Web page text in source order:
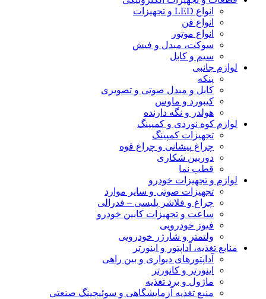
انواع LED و تجهیزات
انواع فن
انواع موتور
سوکت، مبدل و فیش
سیم و کابل
لوازم جانبی
پنکه
کابل و مبدل صوتی و تصویری
کیبورد و ماوس
هولدر و نگه دارنده
لوازم کوه نوردی و کمپینگ
تجهیزات کمپینگ
چراغ پیشانی و چراغ قوه
دوربین شکاری
قطب نما
لوازم و تجهیزات خودرو
تجهیزات صوتی و سایر موارد
چراغ و فلاشر پلیسی – فدرالی
ساعت و تجهیزات کابین خودرو
فیوز خودرویی
ولتمتر و شارژر خودرویی
منابع تغذیه، آداپتور و اینورتر
آداپتورهای دیواری و بین راهی
اینورتر و کانورتر
ماژول و برد تغذیه
منبع تغذیه آزمایشگاهی و سوئیچینگ صنعتی